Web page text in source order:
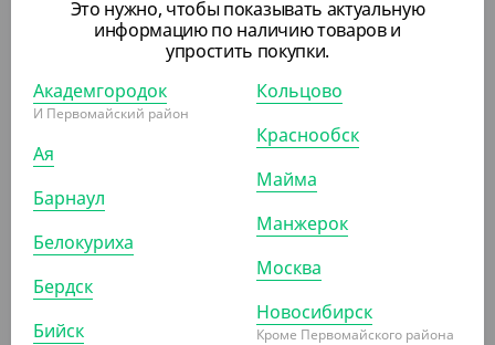
АРТ. 42209
(22.55 ₽/ШТ)
Ланч-бокс с крышкой 715 мл., VerdeVita
Это нужно, чтобы показывать актуальную
информацию по наличию товаров и
упростить покупки.
Академгородок
И Первомайский район
Ая
Барнаул
Белокуриха
Бердск
Бийск
Кольцово
Краснообск
Майма
Манжерок
Москва
Новосибирск
Кроме Первомайского района